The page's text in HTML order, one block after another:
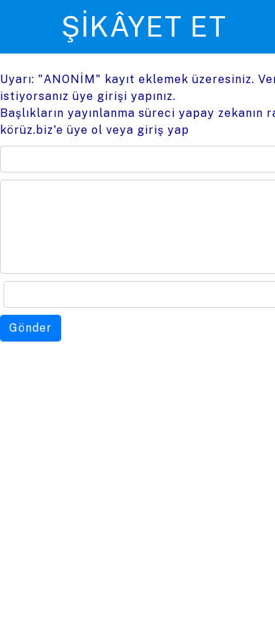
ŞIKÂYET ET
Uyarı: "ANONİM" kayıt eklemek üzeresiniz.
istiyorsanız üye girişi yapınız.
Başlıkların yayınlanma süreci yapay
körüz.biz'e üye ol veya giriş yap